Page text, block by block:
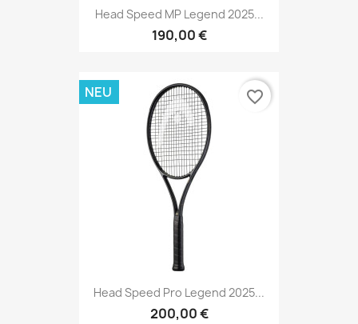
Head Speed MP Legend 2025...
190,00 €
Head Speed Pro Legend 2025...
200,00 €
NEU favorite_border